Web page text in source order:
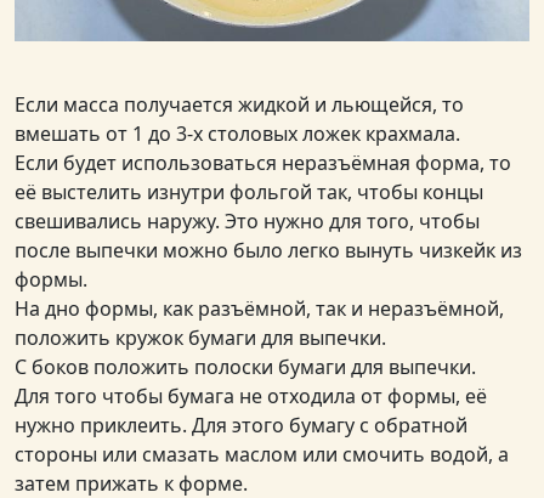
Если масса получается жидкой и льющейся, то
вмешать от 1 до 3-х столовых ложек крахмала.
Если будет использоваться неразъёмная форма, то
её выстелить изнутри фольгой так, чтобы концы
свешивались наружу. Это нужно для того, чтобы
после выпечки можно было легко вынуть чизкейк из
формы.
На дно формы, как разъёмной, так и неразъёмной,
положить кружок бумаги для выпечки.
С боков положить полоски бумаги для выпечки.
Для того чтобы бумага не отходила от формы, её
нужно приклеить. Для этого бумагу с обратной
стороны или смазать маслом или смочить водой, а
затем прижать к форме.